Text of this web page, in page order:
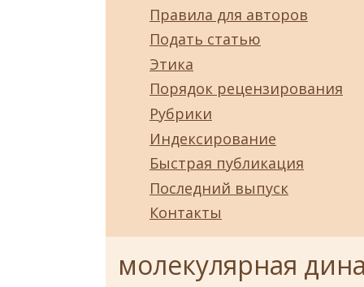
Правила для авторов
Подать статью
Этика
Порядок рецензирования
Рубрики
Индексирование
Быстрая публикация
Последний выпуск
Контакты
молекулярная